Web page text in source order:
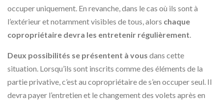
occuper uniquement. En revanche, dans le cas où ils sont à
l’extérieur et notamment visibles de tous, alors chaque
copropriétaire devra les entretenir régulièrement.
Deux possibilités se présentent à vous dans cette
situation. Lorsqu’ils sont inscrits comme des éléments de la
partie privative, c’est au copropriétaire de s’en occuper seul. Il
devra payer l’entretien et le changement des volets après en